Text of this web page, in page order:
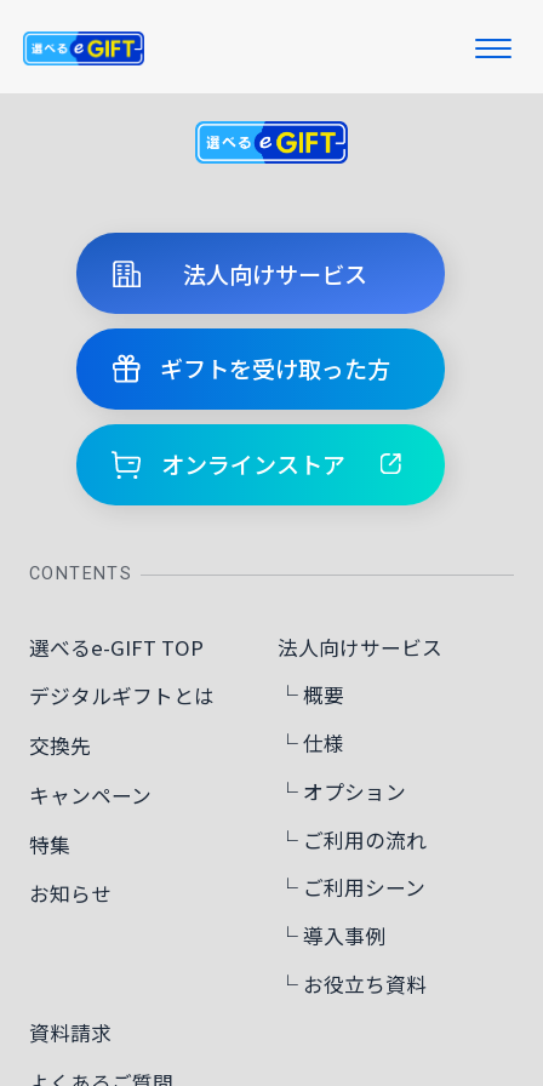
法人向けサービス
ギフトを受け取った方
オンラインストア
CONTENTS
選べるe-GIFT TOP
デジタルギフトとは
交換先
キャンペーン
特集
お知らせ
法人向けサービス
└ 概要
└ 仕様
└ オプション
└ ご利用の流れ
└ ご利用シーン
└ 導入事例
└ お役立ち資料
資料請求